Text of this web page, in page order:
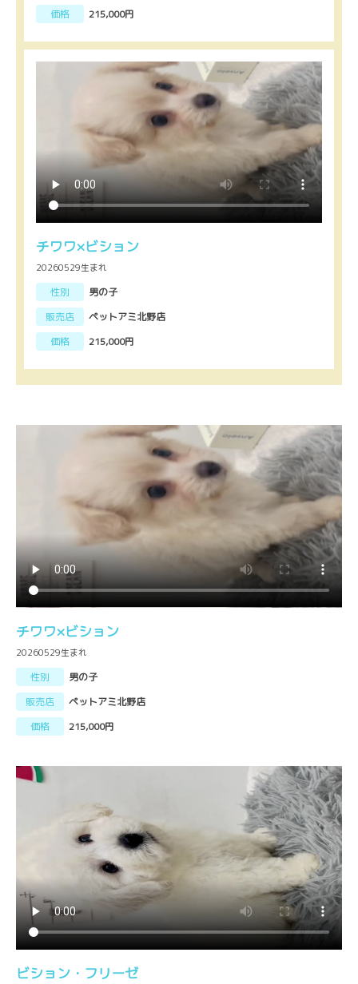
価格
215,000円
チワワ×ビション
20260529生まれ
性別
男の子
販売店
ペットアミ北野店
価格
215,000円
チワワ×ビション
20260529生まれ
性別
男の子
販売店
ペットアミ北野店
価格
215,000円
ビション・フリーゼ